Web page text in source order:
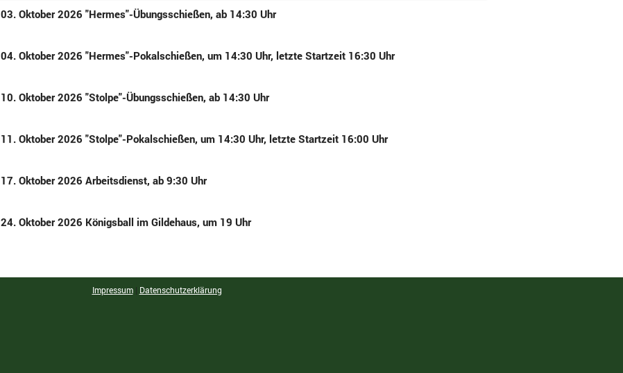
03. Oktober 2026 "Hermes"-Übungsschießen, ab 14:30 Uhr
04. Oktober 2026 "Hermes"-Pokalschießen, um 14:30 Uhr, letzte Startzeit 16:30 Uhr
10. Oktober 2026 "Stolpe"-Übungsschießen, ab 14:30 Uhr
11. Oktober 2026 "Stolpe"-Pokalschießen, um 14:30 Uhr, letzte Startzeit 16:00 Uhr
17. Oktober 2026 Arbeitsdienst, ab 9:30 Uhr
24. Oktober 2026 Königsball im Gildehaus, um 19 Uhr
Impressum| Datenschutzerklärung